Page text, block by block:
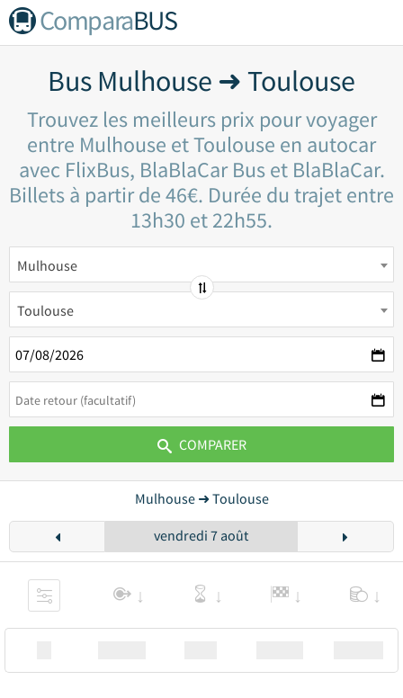
ComparaBUS
Bus Mulhouse ➜ Toulouse
Trouvez les meilleurs prix pour voyager
entre Mulhouse et Toulouse en autocar
avec FlixBus, BlaBlaCar Bus et BlaBlaCar.
Billets à partir de 46€. Durée du trajet entre
13h30 et 22h55.
Mulhouse
Toulouse
COMPARER
Mulhouse ➜ Toulouse
vendredi 7 août